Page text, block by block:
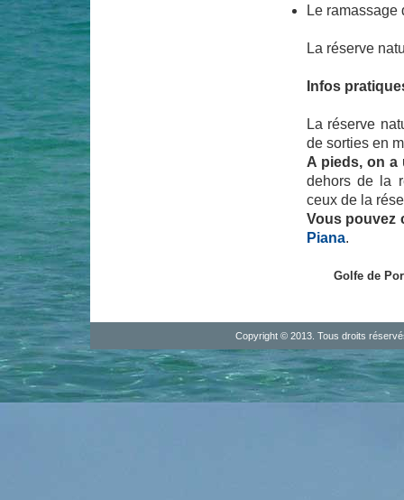
Le ramassage
La réserve
Infos
La réserve
de sorties en
A pieds, on a
dehors de la
ceux de la
Vous pouvez
Piana.
Golfe de
Copyright © 2013. Tous droits